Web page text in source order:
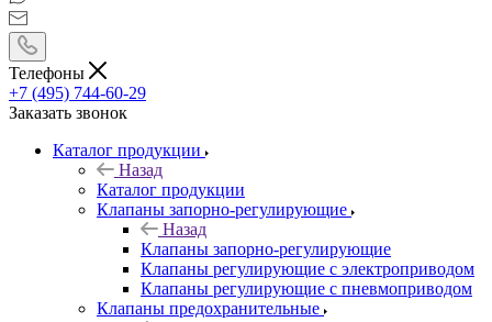
Телефоны
+7 (495) 744-60-29
Заказать звонок
Каталог продукции
Назад
Каталог продукции
Клапаны запорно-регулирующие
Назад
Клапаны запорно-регулирующие
Клапаны регулирующие с электроприводом
Клапаны регулирующие с пневмоприводом
Клапаны предохранительные